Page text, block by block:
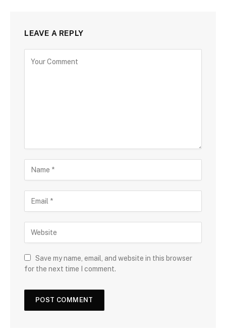
LEAVE A REPLY
Save my name, email, and website in this browser
for the next time I comment.